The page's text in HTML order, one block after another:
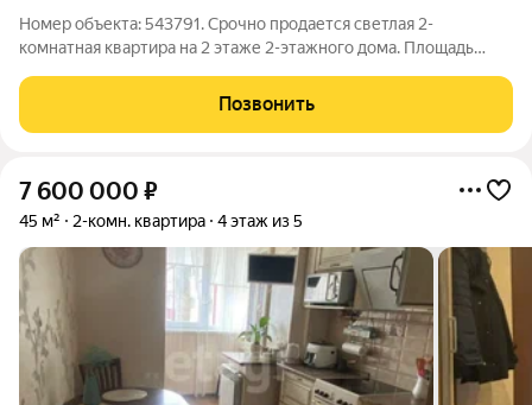
Номер объекта: 543791. Срочно продается светлая 2-
комнатная квартира на 2 этаже 2-этажного дома. Площадь
для тех, кто ценит экономичность и уют. В квартире сделан
стандартный ремонт, так что
Позвонить
7 600 000 ₽
45 м² 2-комн. квартира 4 этаж из 5